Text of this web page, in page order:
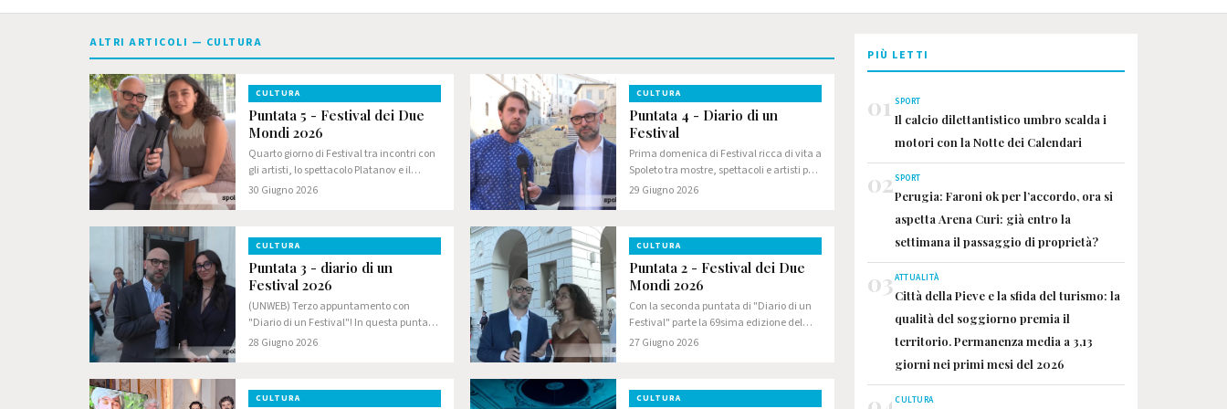
ALTRI ARTICOLI — CULTURA
CULTURA
Puntata 5 - Festival dei Due
Mondi 2026
Quarto giorno di Festival tra incontri con
gli artisti, lo spettacolo Platanov e il
premio Spoleto Arte con sorpresa finale!
30 Giugno 2026
CULTURA
Puntata 4 - Diario di un
Festival
Prima domenica di Festival ricca di vita a
Spoleto tra mostre, spettacoli e artisti per
le vie della città, che ritrova finalmente
29 Giugno 2026
CULTURA
Puntata 3 - diario di un
Festival 2026
(UNWEB) Terzo appuntamento con
"Diario di un Festival"! In questa puntata
la prima assoluta di Educazione
Albornoziana…
28 Giugno 2026
CULTURA
Puntata 2 - Festival dei Due
Mondi 2026
Con la seconda puntata di "Diario di un
Festival" parte la 69sima edizione del
Festival dei Due Mondi, la prima targata
27 Giugno 2026
CULTURA CULTURA
PIÙ LETTI
01 SPORT
Il calcio dilettantistico umbro scalda i
motori con la Notte dei Calendari
02SPORT
Perugia: Faroni ok per l’accordo, ora si
aspetta Arena Curi: già entro la
settimana il passaggio di proprietà?
03ATTUALITÀ
Città della Pieve e la sfida del turismo: la
qualità del soggiorno premia il
territorio. Permanenza media a 3,13
giorni nei primi mesi del 2026
CULTURA